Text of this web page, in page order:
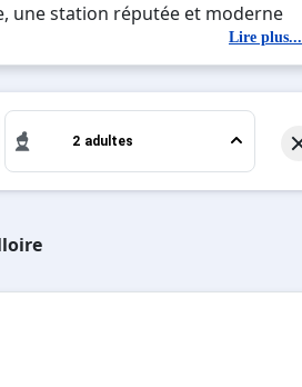
une station réputée et moderne
parfaite pour créer des
Lire plus...
2 adultes